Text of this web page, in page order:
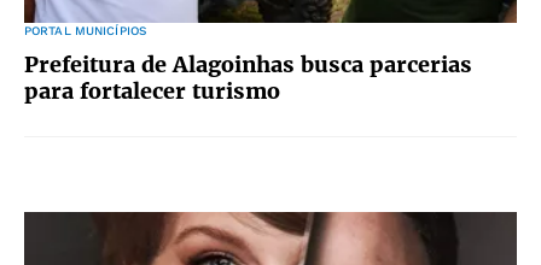
PORTAL MUNICÍPIOS
Prefeitura de Alagoinhas busca parcerias
para fortalecer turismo